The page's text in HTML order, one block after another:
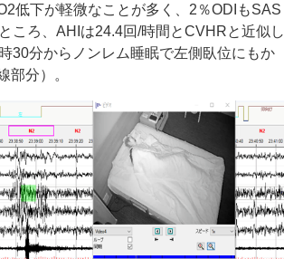
低下が軽微なことが多く、 2 ％ODI もSAS
ころ、 AHI は24.4回/時間とCVHRと近似し
時30分からノンレム睡眠で左側臥位にもか
部分）。